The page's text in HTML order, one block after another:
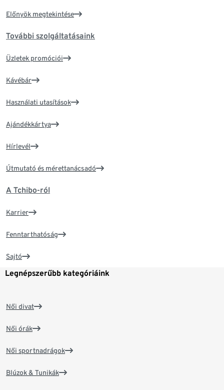
Előnyök megtekintése
További szolgáltatásaink
Üzletek promóciói
Kávébár
Használati utasítások
Ajándékkártya
Hírlevél
Útmutató és mérettanácsadó
A Tchibo-ról
Karrier
Fenntarthatóság
Sajtó
Legnépszerűbb kategóriáink
Női divat
Női órák
Női sportnadrágok
Blúzok & Tunikák